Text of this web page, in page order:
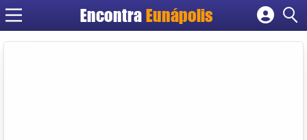
EncontraEunápolis
Cadastrar empresa